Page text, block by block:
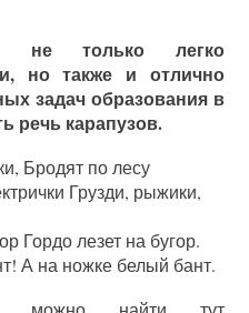
не только легко
но также и отлично
задач образования в
речь карапузов.
Бродят по лесу
Грузди, рыжики,
Гордо лезет на бугор.
А на ножке белый бант.